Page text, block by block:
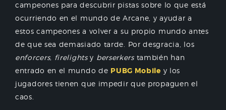
campeones para descubrir pistas sobre lo que está
ocurriendo en el mundo de Arcane, y ayudar a
estos campeones a volver a su propio mundo antes
de que sea demasiado tarde. Por desgracia, los
enforcers, firelightsy berserkerstambién han
entrado en el mundo de PUBG Mobile y los
jugadores tienen que impedir que propaguen el
caos.